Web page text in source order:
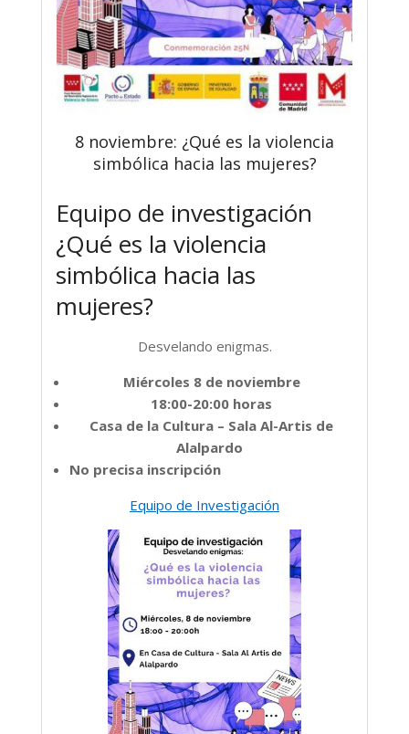
8 noviembre: ¿Qué es la violencia
simbólica hacia las mujeres?
Equipo de investigación
¿Qué es la violencia
simbólica hacia las
mujeres?
Desvelando enigmas.
Miércoles 8 de noviembre
18:00-20:00 horas
Casa de la Cultura – Sala Al-Artis de
Alalpardo
No precisa inscripción
Equipo de Investigación